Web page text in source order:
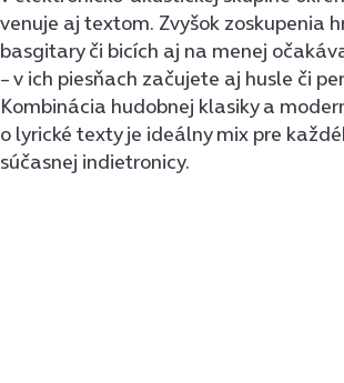
venuje aj textom. Zvyšok zoskupenia
basgitary či bicích aj na menej
– v ich piesňach začujete aj husle či
Kombinácia hudobnej klasiky a
o lyrické texty je ideálny mix pre
súčasnej indietronicy.